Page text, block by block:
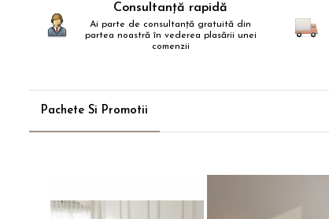
Consultanță rapidă
Ai parte de consultanță gratuită din
partea noastră în vederea plasării unei
comenzii
Pachete Si Promotii